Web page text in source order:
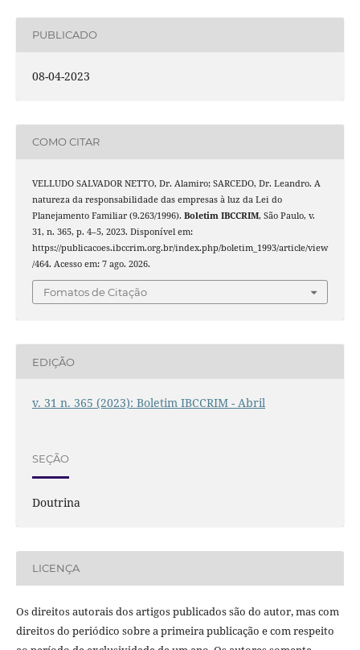
PUBLICADO
08-04-2023
COMO CITAR
VELLUDO SALVADOR NETTO, Dr. Alamiro; SARCEDO, Dr. Leandro. A
natureza da responsabilidade das empresas à luz da Lei do
Planejamento Familiar (9.263/1996). Boletim IBCCRIM, São Paulo, v.
31, n. 365, p. 4–5, 2023. Disponível em:
https://publicacoes.ibccrim.org.br/index.php/boletim_1993/article/view
/464. Acesso em: 7 ago. 2026.
Fomatos de Citação
EDIÇÃO
v. 31 n. 365 (2023): Boletim IBCCRIM - Abril
SEÇÃO
Doutrina
LICENÇA
Os direitos autorais dos artigos publicados são do autor, mas com
direitos do periódico sobre a primeira publicação e com respeito